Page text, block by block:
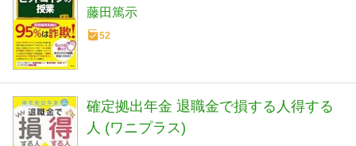
藤田篤示
52
確定拠出年金 退職金で損する人得する
人 (ワニプラス)